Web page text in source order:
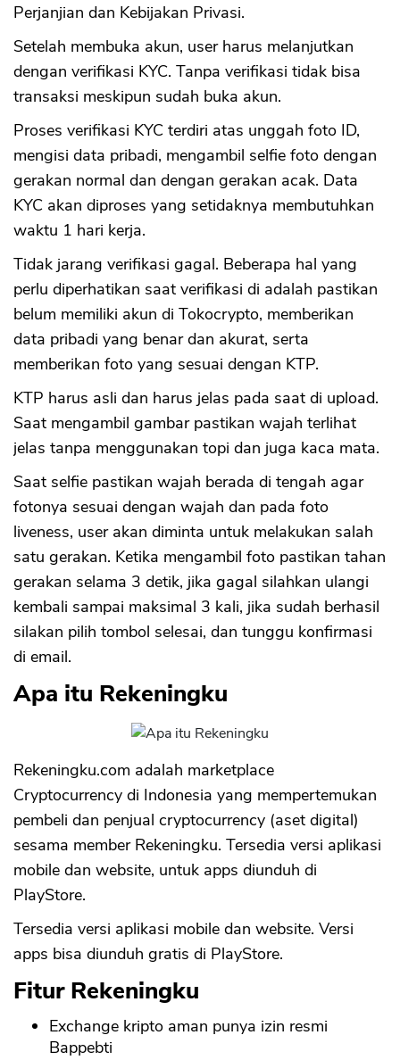
Perjanjian dan Kebijakan Privasi.
Setelah membuka akun, user harus melanjutkan
dengan verifikasi KYC. Tanpa verifikasi tidak bisa
transaksi meskipun sudah buka akun.
Proses verifikasi KYC terdiri atas unggah foto ID,
mengisi data pribadi, mengambil selfie foto dengan
gerakan normal dan dengan gerakan acak. Data
KYC akan diproses yang setidaknya membutuhkan
waktu 1 hari kerja.
Tidak jarang verifikasi gagal. Beberapa hal yang
perlu diperhatikan saat verifikasi di adalah pastikan
belum memiliki akun di Tokocrypto, memberikan
data pribadi yang benar dan akurat, serta
memberikan foto yang sesuai dengan KTP.
KTP harus asli dan harus jelas pada saat di upload.
Saat mengambil gambar pastikan wajah terlihat
jelas tanpa menggunakan topi dan juga kaca mata.
Saat selfie pastikan wajah berada di tengah agar
fotonya sesuai dengan wajah dan pada foto
liveness, user akan diminta untuk melakukan salah
satu gerakan. Ketika mengambil foto pastikan tahan
gerakan selama 3 detik, jika gagal silahkan ulangi
kembali sampai maksimal 3 kali, jika sudah berhasil
silakan pilih tombol selesai, dan tunggu konfirmasi
di email.
Apa itu Rekeningku
Rekeningku.com adalah marketplace
Cryptocurrency di Indonesia yang mempertemukan
pembeli dan penjual cryptocurrency (aset digital)
sesama member Rekeningku. Tersedia versi aplikasi
mobile dan website, untuk apps diunduh di
PlayStore.
Tersedia versi aplikasi mobile dan website. Versi
apps bisa diunduh gratis di PlayStore.
Fitur Rekeningku
Exchange kripto aman punya izin resmi
Bappebti
OK
CANCEL